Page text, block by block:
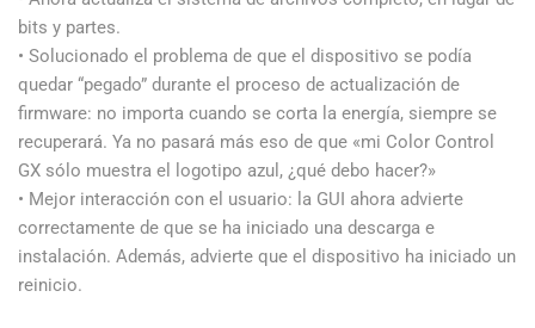
bits y partes.
• Solucionado el problema de que el dispositivo se podía
quedar “pegado” durante el proceso de actualización de
firmware: no importa cuando se corta la energía, siempre se
recuperará. Ya no pasará más eso de que «mi Color Control
GX sólo muestra el logotipo azul, ¿qué debo hacer?»
• Mejor interacción con el usuario: la GUI ahora advierte
correctamente de que se ha iniciado una descarga e
instalación. Además, advierte que el dispositivo ha iniciado un
reinicio.